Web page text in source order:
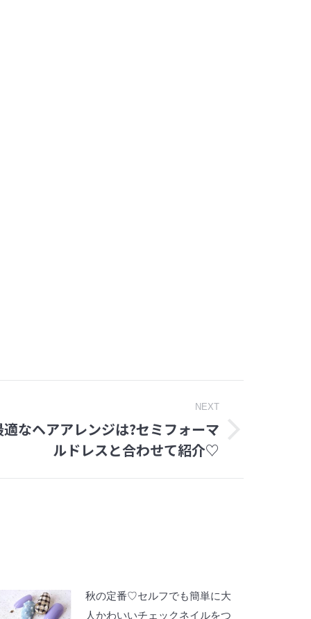
NEXT
なヘアアレンジは?セミフォーマ
ルドレスと合わせて紹介♡
秋の定番♡セルフでも簡単に大
人かわいいチェックネイルをつ